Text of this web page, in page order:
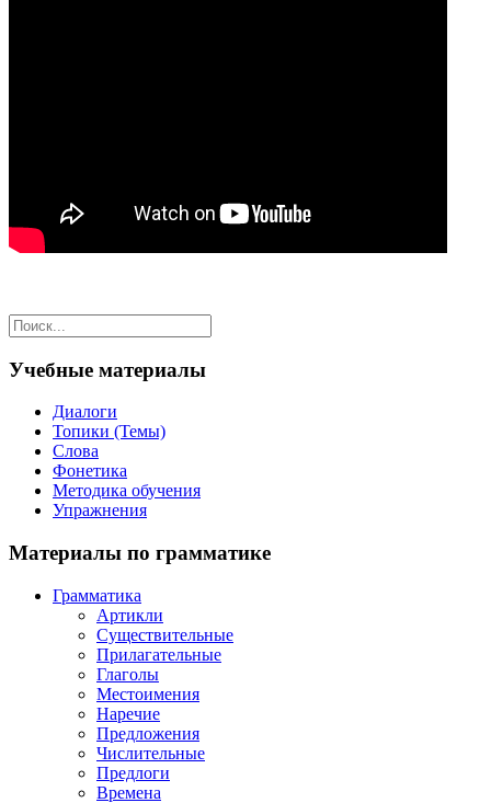
Учебные материалы
Диалоги
Топики (Темы)
Слова
Фонетика
Методика обучения
Упражнения
Материалы по грамматике
Грамматика
Артикли
Существительные
Прилагательные
Глаголы
Местоимения
Наречие
Предложения
Числительные
Предлоги
Времена